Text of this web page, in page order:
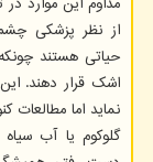
از نظر پزشکی چشم
حیاتی هستند
اشک قرار دهند.
نماید اما
گلوکوم یا آب